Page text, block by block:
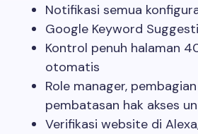
Notifikasi semua
Google Keyword
Kontrol penuh halaman
otomatis
Role manager,
pembatasan hak akses
Verifikasi website di